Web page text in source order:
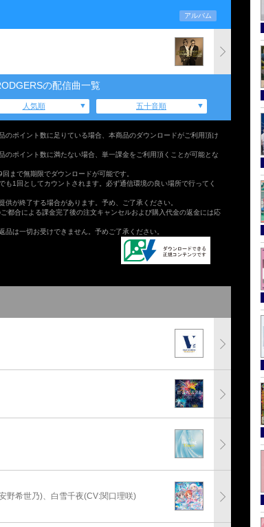
アルバム
の配信曲一覧
人気順 五十音順
ポイント数に足りている場合、本商品のダウンロードがご利用頂け
ポイント数に満たない場合、単一課金をご利用頂くことが可能とな
まで無期限でダウンロードが可能です。
1回としてカウントされます。必ず通信環境の良い場所で行ってく
が終了する場合があります。予め、ご了承ください。
都合による課金完了後の注文キャンセルおよび購入代金の返金には応
は一切お受けできません。予めご了承ください。
野希世乃)、白雪千夜(CV:関口理咲)